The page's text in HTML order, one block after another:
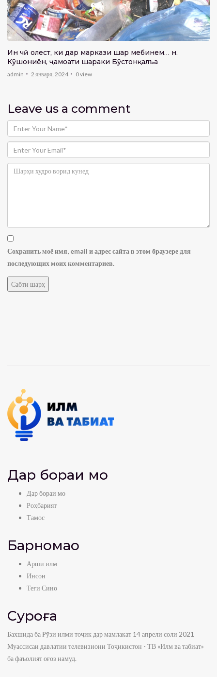
Ин чӣ ҳолест, ки дар маркази шаҳр мебинем… н.
Кӯшониён, ҷамоати шаҳраки Бӯстонқалъа
admin 2 января, 2024 0view
Leave us a comment
Сохранить моё имя, email и адрес сайта в этом браузере для
последующих моих комментариев.
Дар бораи мо
Дар бораи мо
Роҳбарият
Тамос
Барномаҳо
Арши илм
Инсон
Теғи Сино
Суроға
Бахшида ба Рӯзи илми тоҷик дар мамлакат 14 апрели соли 2021
Муассисаи давлатии телевизиони Тоҷикистон - ТВ «Илм ва табиат»
ба фаъолият оғоз намуд.